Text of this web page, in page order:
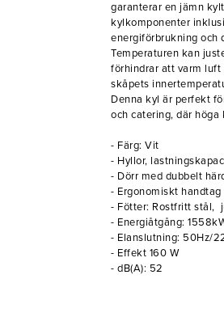
garanterar en jämn
kylkomponenter
energiförbrukning och
Temperaturen kan
förhindrar att varm luft
skåpets
Denna kyl är perfekt
och catering, där
- Färg: Vit
- Hyllor,
- Dörr med dubbelt
- Ergonomiskt handtag
- Fötter: Rostfritt stål,
- Energiåtgång:
- Elanslutning: 50Hz/
- Effekt 160 W
- dB(A): 52